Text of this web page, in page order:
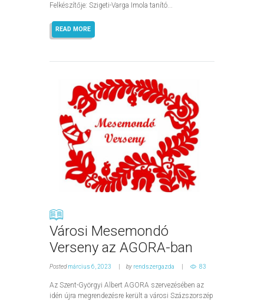
Felkészítője: Szigeti-Varga Imola tanító...
READ MORE
Városi Mesemondó
Verseny az AGORA-ban
Postedmárcius 6, 2023 by rendszergazda 83
Az Szent-Györgyi Albert AGORA szervezésében az
idén újra megrendezésre került a városi Százszorszép